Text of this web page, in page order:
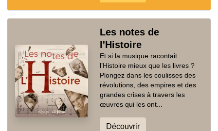
Les notes de
l'Histoire
Et si la musique racontait
l’Histoire mieux que les livres ?
Plongez dans les coulisses des
révolutions, des empires et des
grandes crises à travers les
œuvres qui les ont...
Découvrir